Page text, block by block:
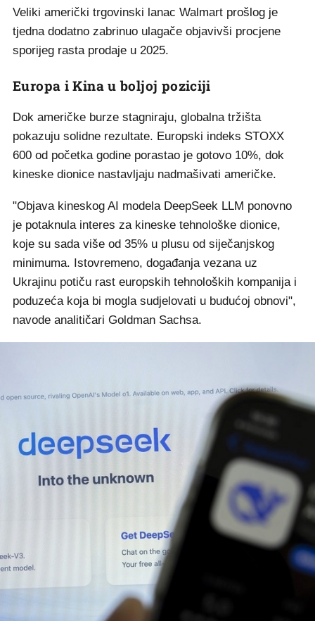
Veliki američki trgovinski lanac Walmart prošlog je
tjedna dodatno zabrinuo ulagače objavivši procjene
sporijeg rasta prodaje u 2025.
Europa i Kina u boljoj poziciji
Dok američke burze stagniraju, globalna tržišta
pokazuju solidne rezultate. Europski indeks STOXX
600 od početka godine porastao je gotovo 10%, dok
kineske dionice nastavljaju nadmašivati američke.
"Objava kineskog AI modela DeepSeek LLM ponovno
je potaknula interes za kineske tehnološke dionice,
koje su sada više od 35% u plusu od siječanjskog
minimuma. Istovremeno, događanja vezana uz
Ukrajinu potiču rast europskih tehnoloških kompanija i
poduzeća koja bi mogla sudjelovati u budućoj obnovi",
navode analitičari Goldman Sachsa.